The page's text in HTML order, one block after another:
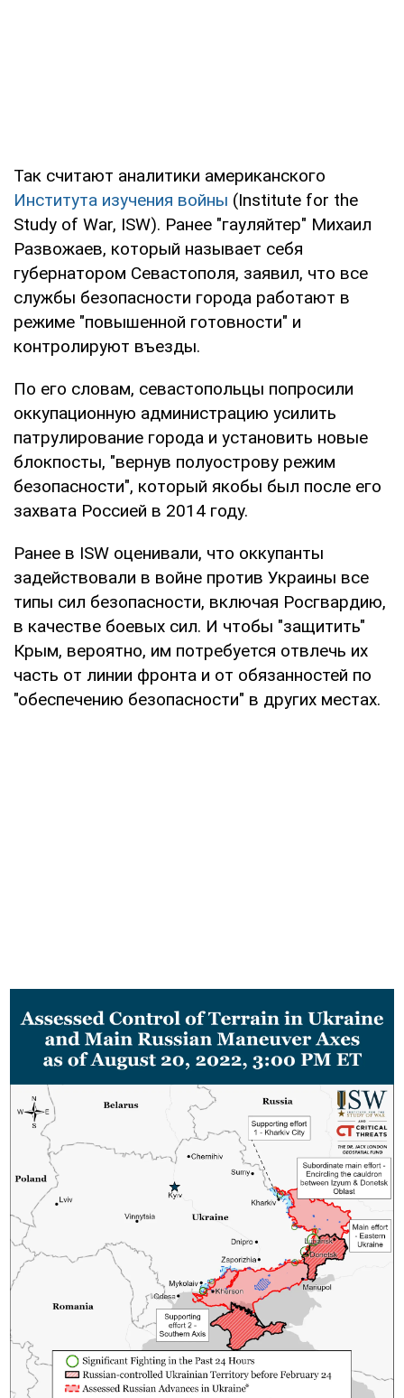
Так считают аналитики американского
Института изучения войны (Institute for the
Study of War, ISW). Ранее "гауляйтер" Михаил
Развожаев, который называет себя
губернатором Севастополя, заявил, что все
службы безопасности города работают в
режиме "повышенной готовности" и
контролируют въезды.
По его словам, севастопольцы попросили
оккупационную администрацию усилить
патрулирование города и установить новые
блокпосты, "вернув полуострову режим
безопасности", который якобы был после его
захвата Россией в 2014 году.
Ранее в ISW оценивали, что оккупанты
задействовали в войне против Украины все
типы сил безопасности, включая Росгвардию,
в качестве боевых сил. И чтобы "защитить"
Крым, вероятно, им потребуется отвлечь их
часть от линии фронта и от обязанностей по
"обеспечению безопасности" в других местах.